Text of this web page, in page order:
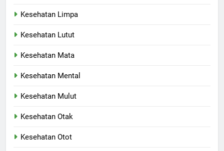
Kesehatan Limpa
Kesehatan Lutut
Kesehatan Mata
Kesehatan Mental
Kesehatan Mulut
Kesehatan Otak
Kesehatan Otot